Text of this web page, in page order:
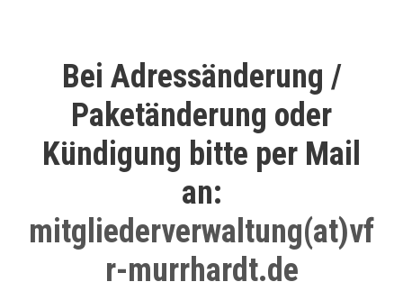
Bei Adressänderung /
Paketänderung oder
Kündigung bitte per Mail
an:
mitgliederverwaltung(at)vf
r-murrhardt.de